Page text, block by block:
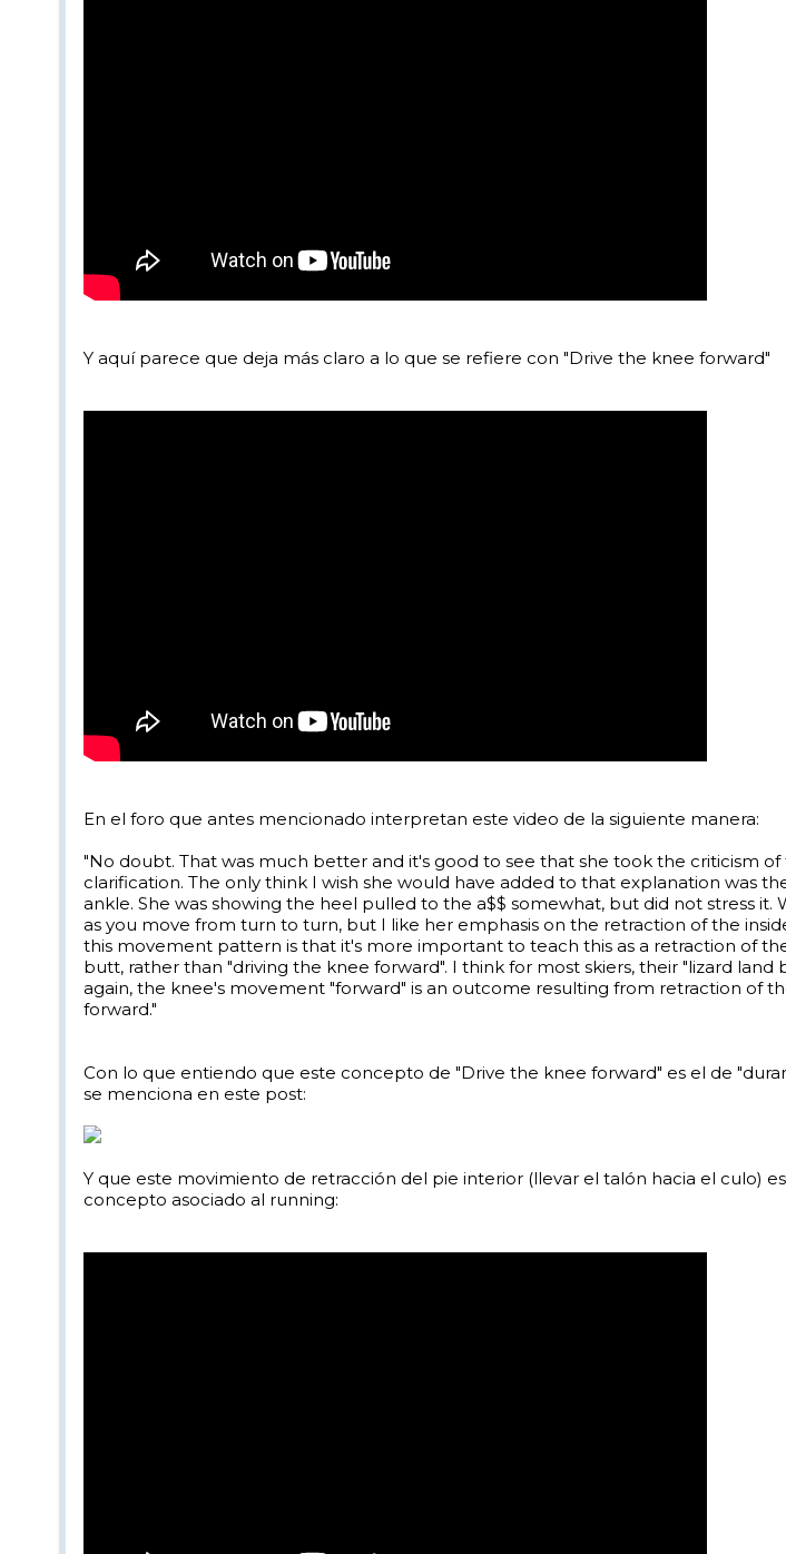
Y aquí parece que deja más claro a lo que se refiere con "Drive the knee forward"
En el foro que antes mencionado interpretan este video de la siguiente manera:
"No doubt. That was much better and it's good to see that she took the criticism
clarification. The only think I wish she would have added to that explanation was
ankle. She was showing the heel pulled to the a$$ somewhat, but did not stress
as you move from turn to turn, but I like her emphasis on the retraction of the
this movement pattern is that it's more important to teach this as a retraction of
butt, rather than "driving the knee forward". I think for most skiers, their "lizard
again, the knee's movement "forward" is an outcome resulting from retraction of
forward."
Con lo que entiendo que este concepto de "Drive the knee forward" es el de
se menciona en este post:
Y que este movimiento de retracción del pie interior (llevar el talón hacia el culo)
concepto asociado al running: